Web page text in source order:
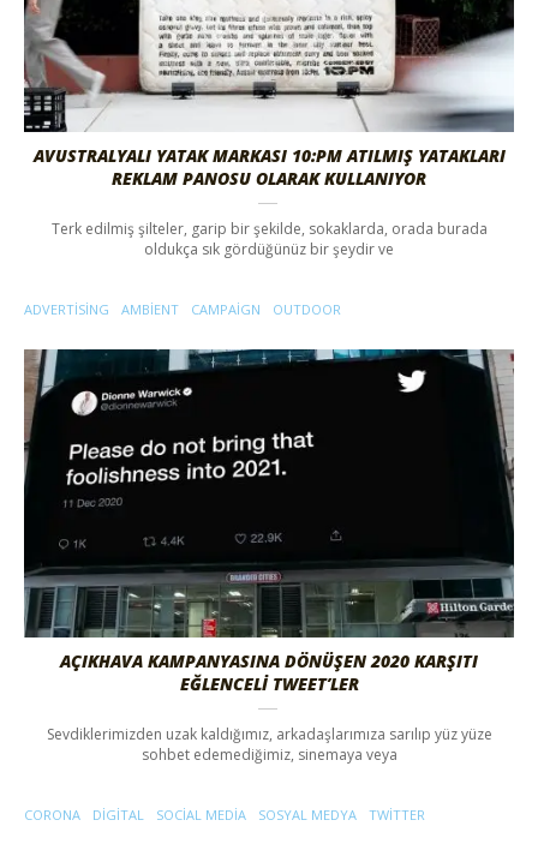
AVUSTRALYALI YATAK MARKASI 10:PM ATILMIŞ YATAKLARI
REKLAM PANOSU OLARAK KULLANIYOR
Terk edilmiş şilteler, garip bir şekilde, sokaklarda, orada burada
oldukça sık gördüğünüz bir şeydir ve
ADVERTISING AMBIENT CAMPAIGN OUTDOOR
AÇIKHAVA KAMPANYASINA DÖNÜŞEN 2020 KARŞITI
EĞLENCELI TWEET’LER
Sevdiklerimizden uzak kaldığımız, arkadaşlarımıza sarılıp yüz yüze
sohbet edemediğimiz, sinemaya veya
CORONA DIGITAL SOCIAL MEDIA SOSYAL MEDYA TWITTER